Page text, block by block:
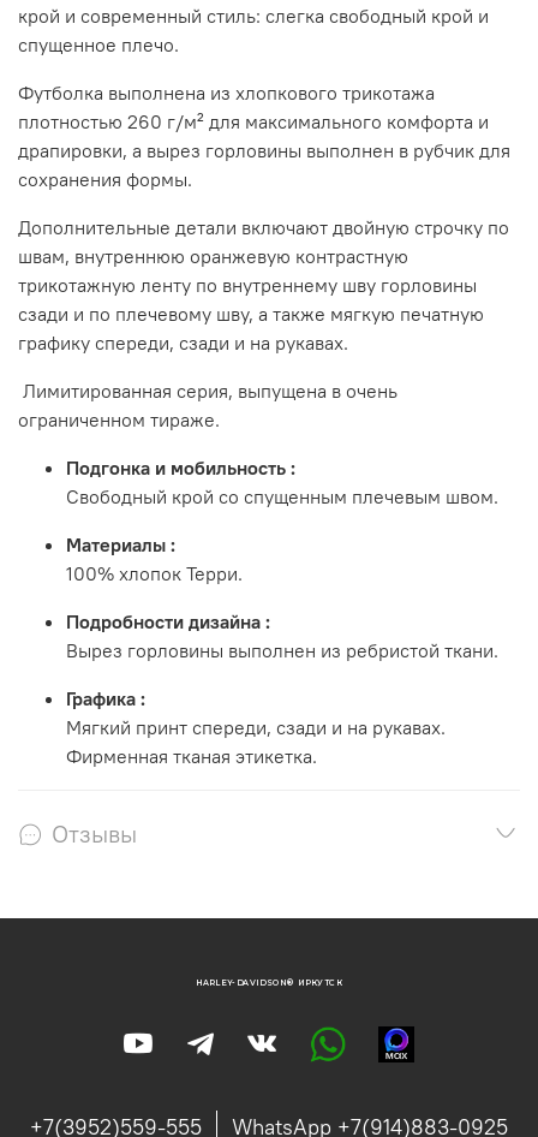
крой и современный стиль: слегка свободный крой и
спущенное плечо.
Футболка выполнена из хлопкового трикотажа
плотностью 260 г/м² для максимального комфорта и
драпировки, а вырез горловины выполнен в рубчик для
сохранения формы.
Дополнительные детали включают двойную строчку по
швам, внутреннюю оранжевую контрастную
трикотажную ленту по внутреннему шву горловины
сзади и по плечевому шву, а также мягкую печатную
графику спереди, сзади и на рукавах.
Лимитированная серия, выпущена в очень
ограниченном тираже.
Подгонка и мобильность :
Свободный крой со спущенным плечевым швом.
Материалы :
100% хлопок Терри.
Подробности дизайна :
Вырез горловины выполнен из ребристой ткани.
Графика :
Мягкий принт спереди, сзади и на рукавах.
Фирменная тканая этикетка.
Отзывы
+7(3952)559-555 WhatsApp +7(914)883-0925
HARLEY-DAVIDSON® ИРКУТСК